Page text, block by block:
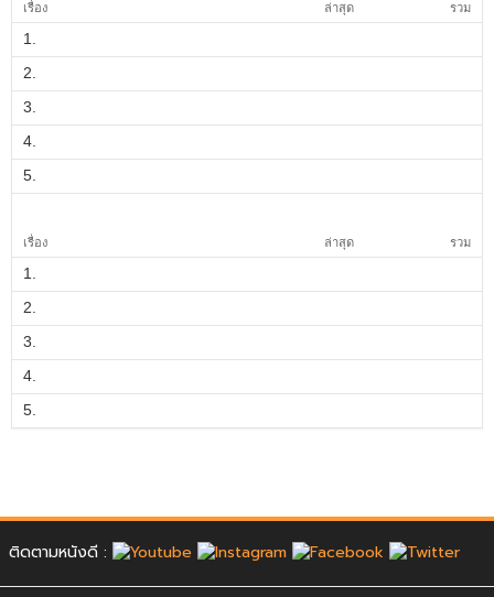
เรื่อง ล่าสุด รวม
1.
2.
3.
4.
5.
เรื่อง ล่าสุด รวม
1.
2.
3.
4.
5.
ติดตามหนังดี :